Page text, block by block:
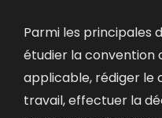
Parmi les principales
étudier la convention
applicable, rédiger le
travail,effectuer la